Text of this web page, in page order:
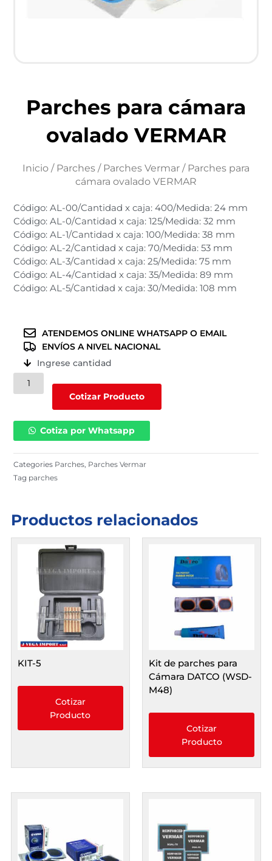
Parches para cámara
ovalado VERMAR
Inicio / Parches / Parches Vermar / Parches para
cámara ovalado VERMAR
Código: AL-00/Cantidad x caja: 400/Medida: 24 mm
Código: AL-0/Cantidad x caja: 125/Medida: 32 mm
Código: AL-1/Cantidad x caja: 100/Medida: 38 mm
Código: AL-2/Cantidad x caja: 70/Medida: 53 mm
Código: AL-3/Cantidad x caja: 25/Medida: 75 mm
Código: AL-4/Cantidad x caja: 35/Medida: 89 mm
Código: AL-5/Cantidad x caja: 30/Medida: 108 mm
ATENDEMOS ONLINE WHATSAPP O EMAIL
ENVÍOS A NIVEL NACIONAL
Ingrese cantidad
Parches
para
ovalado
VERMAR
Cotizar Producto
Cotiza por Whatsapp
Categories Parches Parches Vermar
Tag parches
Productos relacionados
KIT-5
Cotizar
Producto
Kit de parches para
Cámara DATCO (WSD-
M48)
Cotizar
Producto